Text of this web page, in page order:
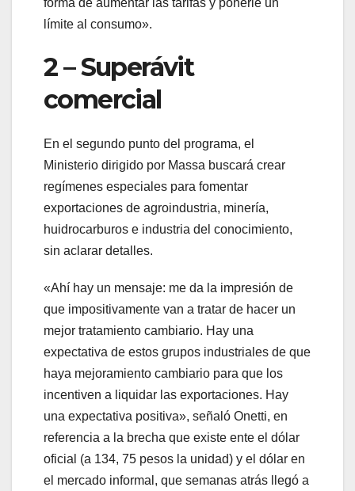
límite al consumo».
2 – Superávit
comercial
En el segundo punto del programa, el
Ministerio dirigido por Massa buscará crear
regímenes especiales para fomentar
exportaciones de agroindustria, minería,
huidrocarburos e industria del conocimiento,
sin aclarar detalles.
«Ahí hay un mensaje: me da la impresión de
que impositivamente van a tratar de hacer un
mejor tratamiento cambiario. Hay una
expectativa de estos grupos industriales de que
haya mejoramiento cambiario para que los
incentiven a liquidar las exportaciones. Hay
una expectativa positiva», señaló Onetti, en
referencia a la brecha que existe ente el dólar
oficial (a 134, 75 pesos la unidad) y el dólar en
el mercado informal, que semanas atrás llegó a